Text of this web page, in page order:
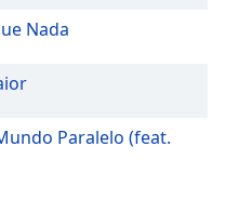
Nada
Paralelo (feat.